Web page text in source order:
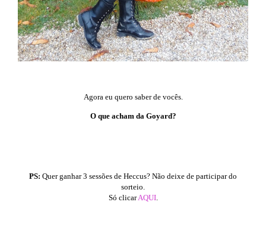
Agora eu quero saber de vocês.
O que acham da Goyard?
PS: Quer ganhar 3 sessões de Heccus? Não deixe de participar do
sorteio.
Só clicarAQUI.